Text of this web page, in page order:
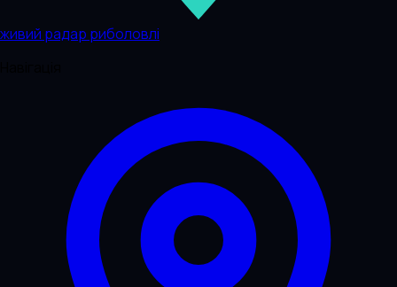
живий радар риболовлі